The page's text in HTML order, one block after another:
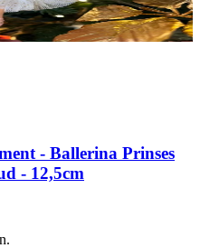
- Ballerina Prinses
- 12,5cm